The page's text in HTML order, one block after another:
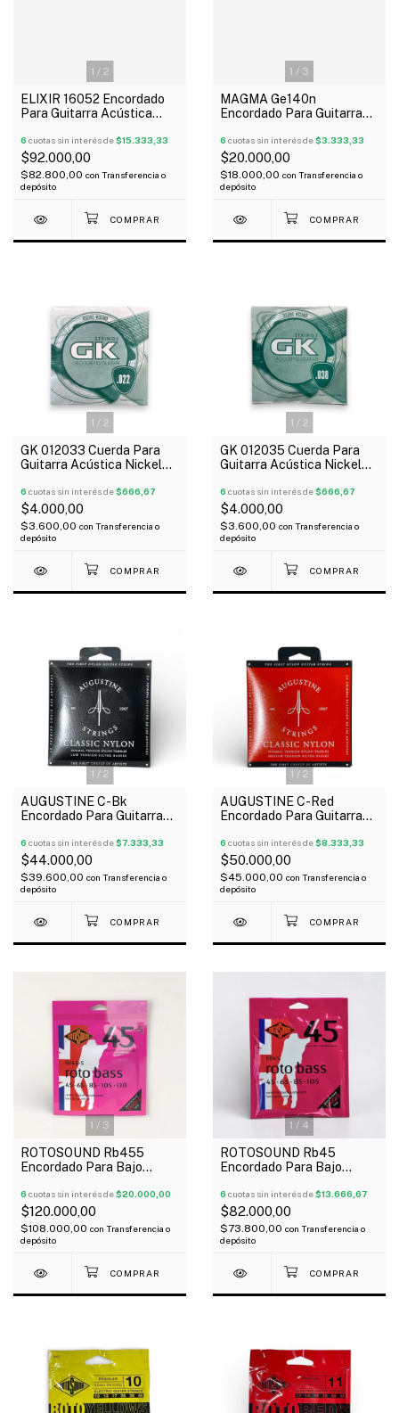
1 / 2
ELIXIR 16052 Encordado
Para Guitarra Acústica
Nanoweb
6 cuotas sin interés de$15.333,33
$92.000,00
$82.800,00 con Transferencia o
depósito
1 / 3
MAGMA Ge140n
Encordado Para Guitarra
6 cuotas sin interés de$3.333,33
$20.000,00
$18.000,00 con Transferencia o
depósito
1 / 2
GK 012033 Cuerda Para
Guitarra Acústica Nickel
6 cuotas sin interés de$666,67
$4.000,00
$3.600,00 con Transferencia o
depósito
1 / 2
GK 012035 Cuerda Para
Guitarra Acústica Nickel
6 cuotas sin interés de$666,67
$4.000,00
$3.600,00 con Transferencia o
depósito
1 / 2
AUGUSTINE C-Bk
Encordado Para Guitarra
In Usa
6 cuotas sin interés de$7.333,33
$44.000,00
$39.600,00 con Transferencia o
depósito
1 / 2
AUGUSTINE C-Red
Encordado Para Guitarra
Made In Usa
6 cuotas sin interés de$8.333,33
$50.000,00
$45.000,00 con Transferencia o
depósito
1 / 3
ROTOSOUND Rb455
Encordado Para Bajo
130
6 cuotas sin interés de$20.000,00
$120.000,00
$108.000,00 con Transferencia o
depósito
1 / 4
ROTOSOUND Rb45
Encordado Para Bajo
105
6 cuotas sin interés de$13.666,67
$82.000,00
$73.800,00 con Transferencia o
depósito